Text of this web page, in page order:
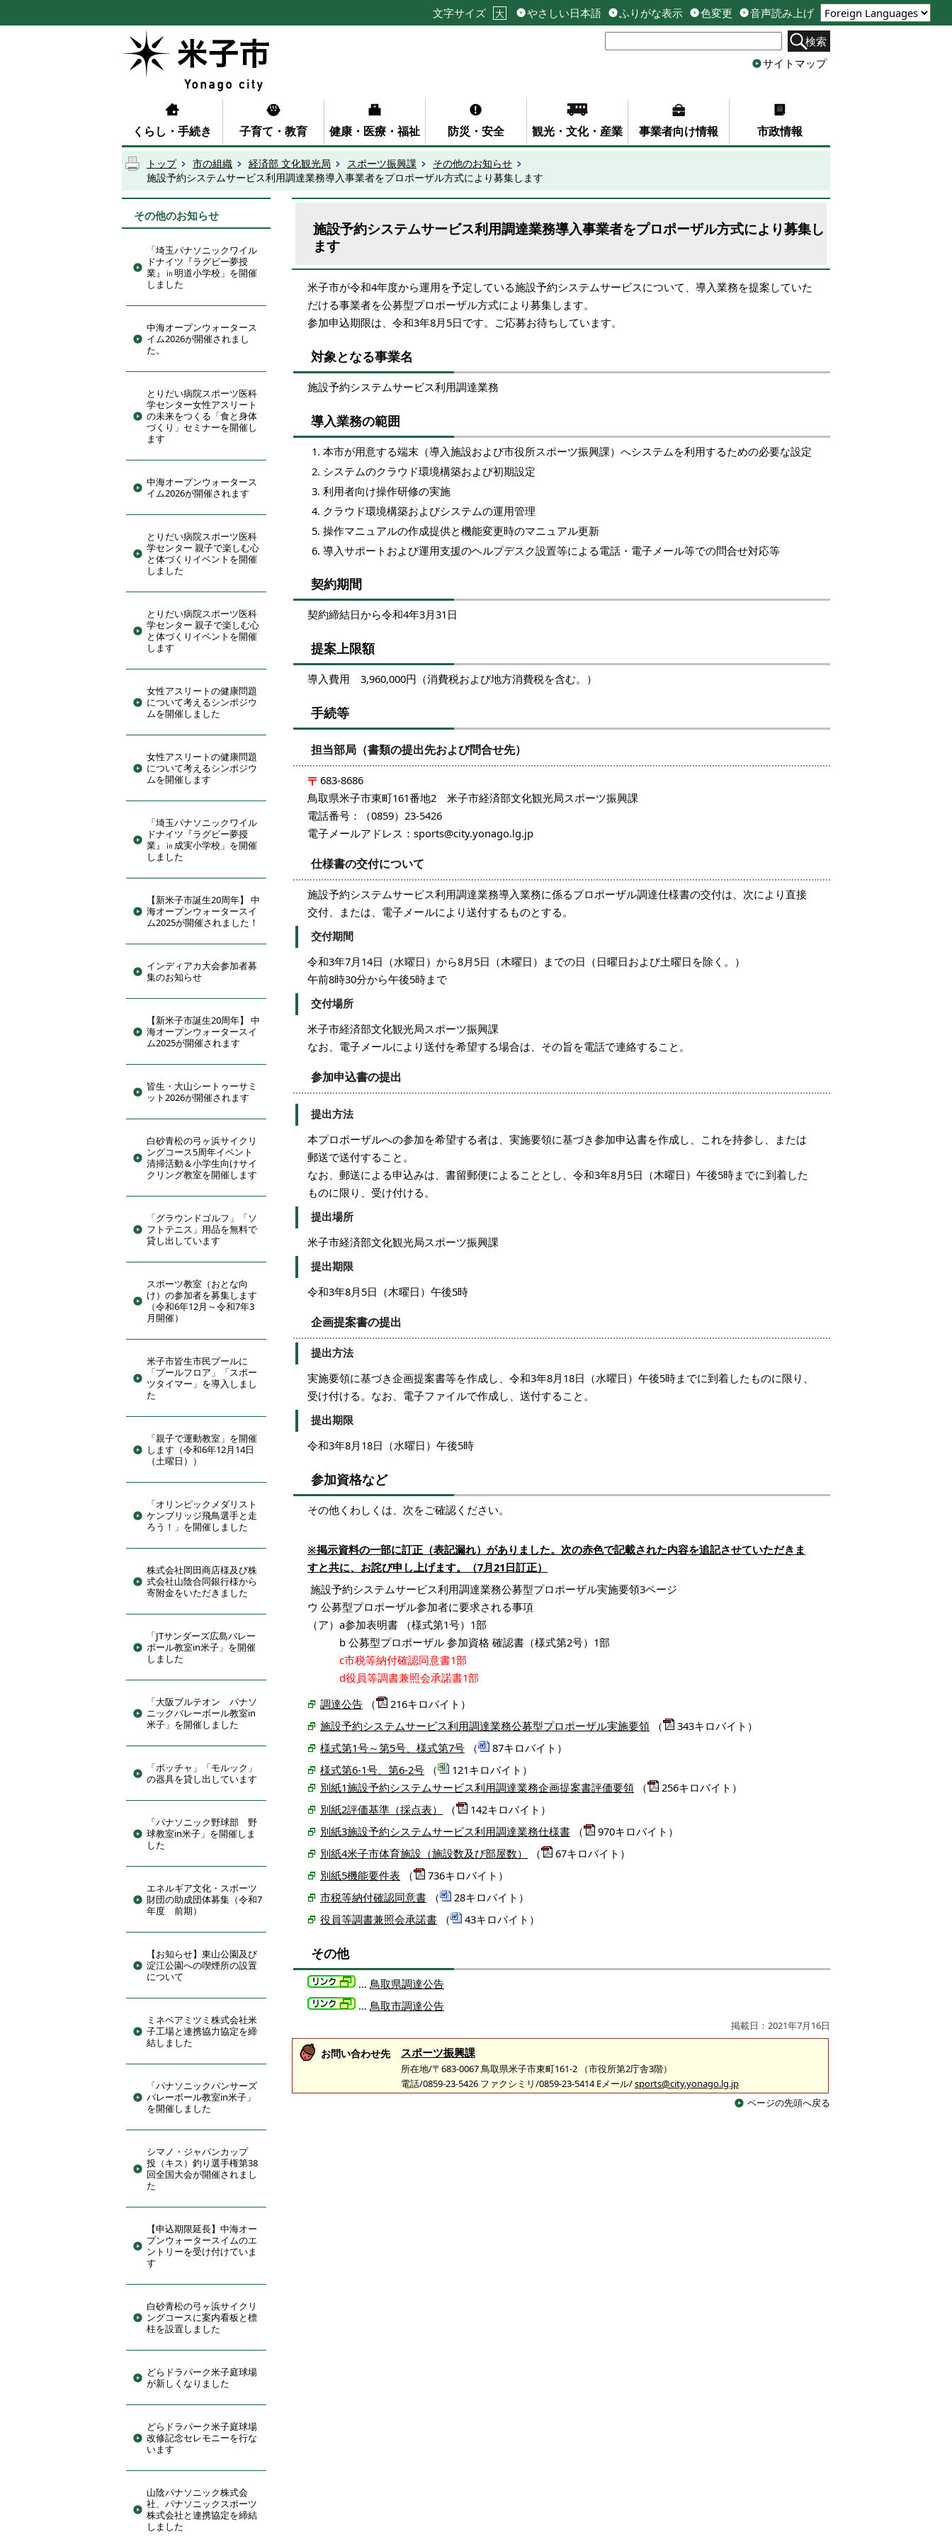
文字サイズ 大 やさしい日本語 ふりがな表示 色変更
音声読み上げ
検索
サイトマップ
くらし・手続き 子育て・教育 健康・医療・福祉 防災・安全 観光・文化・産業 事業者向け情報 市政情報
トップ 市の組織 経済部 文化観光局 スポーツ振興課
その他のお知らせ
施設予約システムサービス利用調達業務導入事業者をプロポーザル方式により募集します
その他のお知らせ
「埼玉パナソニックワイル
ドナイツ『ラグビー夢授
業』㏌明道小学校」を開催
しました
中海オープンウォータース
イム2026が開催されまし
た。
とりだい病院スポーツ医科
学センター女性アスリート
の未来をつくる「食と身体
づくり」セミナーを開催し
ます
中海オープンウォータース
イム2026が開催されます
とりだい病院スポーツ医科
学センター 親子で楽しむ心
と体づくりイベントを開催
しました
とりだい病院スポーツ医科
学センター 親子で楽しむ心
と体づくりイベントを開催
します
女性アスリートの健康問題
について考えるシンポジウ
ムを開催しました
女性アスリートの健康問題
について考えるシンポジウ
ムを開催します
「埼玉パナソニックワイル
ドナイツ『ラグビー夢授
業』㏌成実小学校」を開催
しました
【新米子市誕生20周年】 中
海オープンウォータースイ
ム2025が開催されました！
インディアカ大会参加者募
集のお知らせ
【新米子市誕生20周年】 中
海オープンウォータースイ
ム2025が開催されます
皆生・大山シートゥーサミ
ット2026が開催されます
白砂青松の弓ヶ浜サイクリ
ングコース5周年イベント
清掃活動＆小学生向けサイ
クリング教室を開催します
「グラウンドゴルフ」「ソ
フトテニス」用品を無料で
貸し出しています
スポーツ教室（おとな向
け）の参加者を募集します
（令和6年12月～令和7年3
月開催）
米子市皆生市民プールに
「プールフロア」「スポー
ツタイマー」を導入しまし
た
「親子で運動教室」を開催
します（令和6年12月14日
（土曜日））
「オリンピックメダリスト
ケンブリッジ飛鳥選手と走
ろう！」を開催しました
株式会社岡田商店様及び株
式会社山陰合同銀行様から
寄附金をいただきました
「JTサンダーズ広島バレー
ボール教室in米子」を開催
しました
「大阪ブルテオン パナソ
ニックバレーボール教室in
米子」を開催しました
「ボッチャ」「モルック」
の器具を貸し出しています
「パナソニック野球部 野
球教室in米子」を開催しま
した
エネルギア文化・スポーツ
財団の助成団体募集（令和7
年度 前期）
【お知らせ】東山公園及び
淀江公園への喫煙所の設置
について
ミネベアミツミ株式会社米
子工場と連携協力協定を締
結しました
「パナソニックパンサーズ
バレーボール教室in米子」
を開催しました
シマノ・ジャパンカップ
投（キス）釣り選手権第38
回全国大会が開催されまし
た
【申込期限延長】中海オー
プンウォータースイムのエ
ントリーを受け付けていま
す
白砂青松の弓ヶ浜サイクリ
ングコースに案内看板と標
柱を設置しました
どらドラパーク米子庭球場
が新しくなりました
どらドラパーク米子庭球場
改修記念セレモニーを行な
います
山陰パナソニック株式会
社、パナソニックスポーツ
株式会社と連携協定を締結
しました
施設予約システムサービス利用調達業務導入事業者をプロポーザル方式により募集し
ます
米子市が令和4年度から運用を予定している施設予約システムサービスについて、導入業務を提案していた
だける事業者を公募型プロポーザル方式により募集します。
参加申込期限は、令和3年8月5日です。ご応募お待ちしています。
対象となる事業名
施設予約システムサービス利用調達業務
導入業務の範囲
本市が用意する端末（導入施設および市役所スポーツ振興課）へシステムを利用するための必要な設定
システムのクラウド環境構築および初期設定
利用者向け操作研修の実施
クラウド環境構築およびシステムの運用管理
操作マニュアルの作成提供と機能変更時のマニュアル更新
導入サポートおよび運用支援のヘルプデスク設置等による電話・電子メール等での問合せ対応等
契約期間
契約締結日から令和4年3月31日
提案上限額
導入費用 3,960,000円（消費税および地方消費税を含む。）
手続等
担当部局（書類の提出先および問合せ先）
683-8686
鳥取県米子市東町161番地2 米子市経済部文化観光局スポーツ振興課
電話番号：（0859）23-5426
電子メールアドレス：sports@city.yonago.lg.jp
仕様書の交付について
施設予約システムサービス利用調達業務導入業務に係るプロポーザル調達仕様書の交付は、次により直接
交付、または、電子メールにより送付するものとする。
交付期間
令和3年7月14日（水曜日）から8月5日（木曜日）までの日（日曜日および土曜日を除く。）
午前8時30分から午後5時まで
交付場所
米子市経済部文化観光局スポーツ振興課
なお、電子メールにより送付を希望する場合は、その旨を電話で連絡すること。
参加申込書の提出
提出方法
本プロポーザルへの参加を希望する者は、実施要領に基づき参加申込書を作成し、これを持参し、または
郵送で送付すること。
なお、郵送による申込みは、書留郵便によることとし、令和3年8月5日（木曜日）午後5時までに到着した
ものに限り、受け付ける。
提出場所
米子市経済部文化観光局スポーツ振興課
提出期限
令和3年8月5日（木曜日）午後5時
企画提案書の提出
提出方法
実施要領に基づき企画提案書等を作成し、令和3年8月18日（水曜日）午後5時までに到着したものに限り、
受け付ける。なお、電子ファイルで作成し、送付すること。
提出期限
令和3年8月18日（水曜日）午後5時
参加資格など
その他くわしくは、次をご確認ください。
※掲示資料の一部に訂正（表記漏れ）がありました。次の赤色で記載された内容を追記させていただきま
すと共に、お詫び申し上げます。（7月21日訂正）
施設予約システムサービス利用調達業務公募型プロポーザル実施要領3ページ
ウ 公募型プロポーザル参加者に要求される事項
（ア）a参加表明書 （様式第1号）1部
b 公募型プロポーザル 参加資格 確認書（様式第2号）1部
c市税等納付確認同意書1部
d役員等調書兼照会承諾書1部
調達公告 （
216キロバイト）
施設予約システムサービス利用調達業務公募型プロポーザル実施要領 （
343キロバイト）
様式第1号～第5号、様式第7号 （
87キロバイト）
様式第6-1号、第6-2号 （
121キロバイト）
別紙1施設予約システムサービス利用調達業務企画提案書評価要領 （
256キロバイト）
別紙2評価基準（採点表）
（
142キロバイト）
別紙3施設予約システムサービス利用調達業務仕様書 （
970キロバイト）
別紙4米子市体育施設（施設数及び部屋数）
（
67キロバイト）
別紙5機能要件表 （
736キロバイト）
市税等納付確認同意書 （
28キロバイト）
役員等調書兼照会承諾書 （ 43キロバイト）
その他
… 鳥取県調達公告
… 鳥取市調達公告
掲載日：2021年7月16日
お問い合わせ先 スポーツ振興課
所在地/〒683-0067 鳥取県米子市東町161-2 （市役所第2庁舎3階）
電話/0859-23-5426 ファクシミリ/0859-23-5414 Eメール/sports@city.yonago.lg.jp
ページの先頭へ戻る